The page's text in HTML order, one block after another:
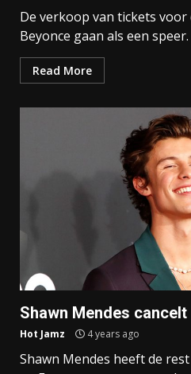
De verkoop van tickets
Beyonce gaan als een
Read More
Shawn Mendes
Hot Jamz 4 years ago
Shawn Mendes heeft de